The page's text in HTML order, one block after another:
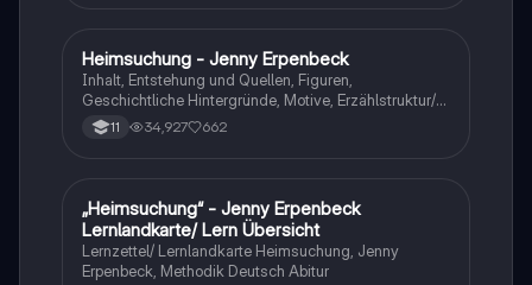
Deutsch
Heimsuchung - Jenny Erpenbeck
Inhalt, Entstehung und Quellen, Figuren,
Geschichtliche Hintergründe, Motive, Erzählstruktur/-
stil 11 34,927 662
Deutsch
„Heimsuchung“ - Jenny Erpenbeck
Lernlandkarte/ Lern Übersicht
Lernzettel/ Lernlandkarte Heimsuchung, Jenny
Erpenbeck, Methodik Deutsch Abitur